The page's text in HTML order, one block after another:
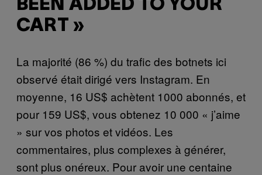
BEEN ADDED TO YOUR
CART »
La majorité (86 %) du trafic des botnets ici
observé était dirigé vers Instagram. En
moyenne, 16 US$ achètent 1000 abonnés, et
pour 159 US$, vous obtenez 10 000 « j’aime
» sur vos photos et vidéos. Les
commentaires, plus complexes à générer,
sont plus onéreux. Pour avoir une centaine